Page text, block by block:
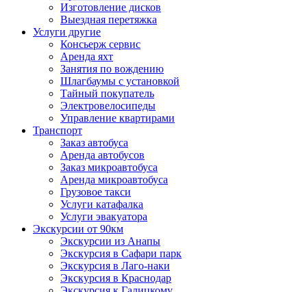
Изготовление дисков
Выездная перетяжка
Услуги другие
Консьерж сервис
Аренда яхт
Занятия по вождению
Шлагбаумы с установкой
Тайный покупатель
Электровелосипеды
Управление квартирами
Транспорт
Заказ автобуса
Аренда автобусов
Заказ микроавтобуса
Аренда микроавтобуса
Грузовое такси
Услуги катафалка
Услуги эвакуатора
Экскурсии от 90км
Экскурсии из Анапы
Экскурсия в Сафари парк
Экскурсия в Лаго-наки
Экскурсия в Краснодар